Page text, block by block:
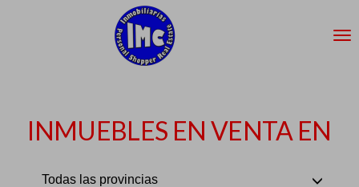
INMUEBLES EN VENTA EN
Todas las provincias